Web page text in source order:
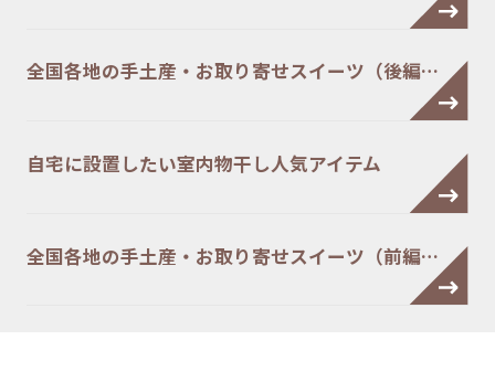
全国各地の手土産・お取り寄せスイーツ（後編…
自宅に設置したい室内物干し人気アイテム
全国各地の手土産・お取り寄せスイーツ（前編…